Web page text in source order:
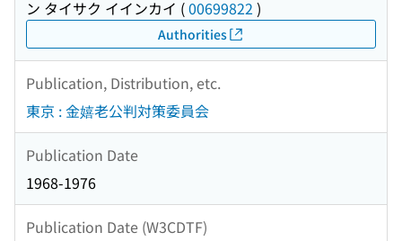
ン タイサク イインカイ (00699822 )
Authorities
Publication, Distribution, etc.
東京 : 金嬉老公判対策委員会
Publication Date
1968-1976
Publication Date (W3CDTF)